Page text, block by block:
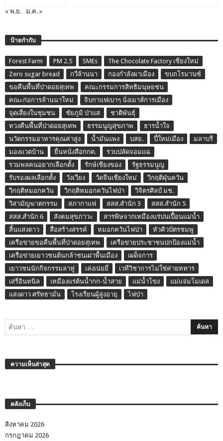
« พ.ย. ม.ค. »
ป้ายกำกับ
Forest Farm PM 2.5 SMEs
The Chocolate Factory เชียงใหม่
Zero sugar bread
กวีล้านนา กองกำลังผาเมือง
ขบถโรมานซ์
ขอคืนพื้นที่ป่าดอยสุเทพ
คณะกรรมการสิทธิมนุษยชน
คณะก่อการล้านนาใหม่
จิบกาแฟเบาๆ นั่งเมาส์การเมือง
จุดเสี่ยงในชุมชน
ชัยภูมิ ป่าแส
ชาติพันธุ์
ทวงคืนพื้นที่ป่าดอยสุเทพ
ธรรมนูญสุขภาพ
ธารน้ำใจ
นวัตกรรมอาหารคุณค่าสูง
น้ำมันแพง บสย. ปี๋ใหม่เมือง
มลาบรี
มองแวดบ้าน
ยื่นหนังสือกกต.
รวบปลัดจอมแฉ
รวมพลคนอยากเลือกตั้ง
รักษ์เชียงของ
รัฐธรรมนูญ
รับรองผลเลือกตั้ง
วังเวียง วัดจีนเชียงใหม่
วิกฤติฝุ่นควัน
วิกฤติหมอกควัน
วิกฤติหมอกควันไฟป่า
วิจิตรศิลป์ มช.
วิสามัญฆาตกรรม
สภากาแฟ สสส.สำนัก 3
สสส.สำนัก 5
สสส.สำนัก 6
สังคมสุขภาวะ
สารพิษจากเหมืองแร่ปนเปื้อนแม่น้ำ
สิ้นแสงดาว
สื่อสร้างสรรค์ หมอกควันไฟป่า
หัวคิวบัตรชมพู
เครือข่ายขอคืนพื้นที่ป่าดอยสุเทพ
เครือข่ายประชาชนปกป้องแม่น้ำ
เครือข่ายเยาวชนต้นกล้าชนเผ่าพื้นเมือง
เผด็จการ
เยาวชนนักกิจกรรมลาหู่
เล่งเน่ยยี่
เวทีวิชาการไม่ใช่ค่ายทหาร
เสรีอินทนิล
เหมืองแร่ต้นน้ำกก-น้ำสาย แม่น้ำโขง
แม่แจ่มโมเดล
แสงดาว ศรัทธามั่น
โรงเรียนผู้สูงอายุ ไฟป่า
ความเห็นล่าสุด
คลังเก็บ
สิงหาคม 2026
กรกฎาคม 2026